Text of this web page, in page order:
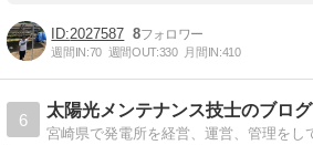
2027587 8
週間IN:70 週間OUT:330 月間IN:410
6
太陽光メンテナンス技士のブログ